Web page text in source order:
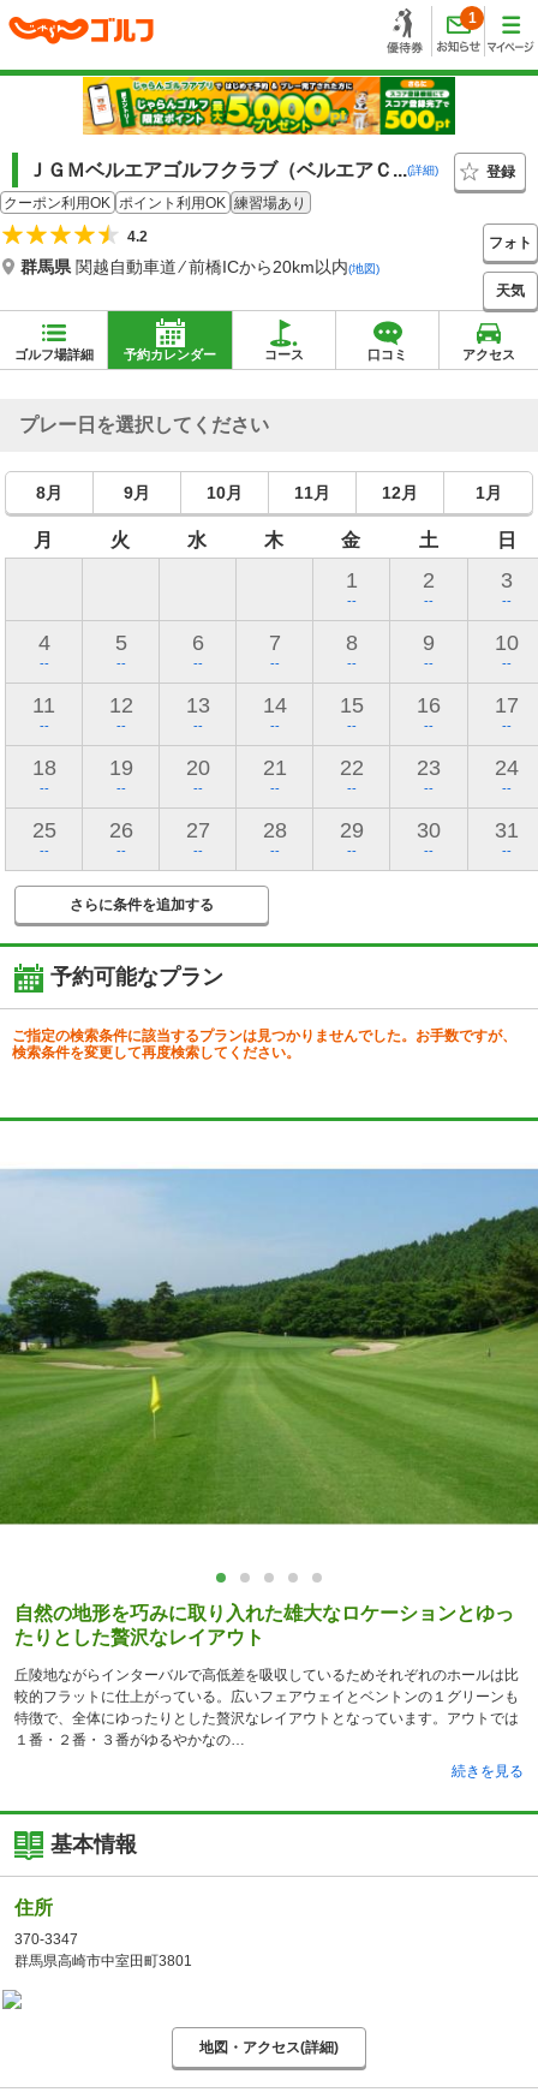
1
ＪＧＭベルエアゴルフクラブ（ベルエアＣ...(詳細)
登録
クーポン利用OK ポイント利用OK 練習場あり
4.2
群馬県 関越自動車道 ⁄ 前橋ICから20km以内(地図)
フォト
天気
ゴルフ場詳細 予約カレンダー コース 口コミ アクセス
プレー日を選択してください
8月 9月 10月 11月 12月 1月
月 火 水 木 金 土 日
1
--
2
--
3
--
4
--
5
--
6
--
7
--
8
--
9
--
10
--
11
--
12
--
13
--
14
--
15
--
16
--
17
--
18
--
19
--
20
--
21
--
22
--
23
--
24
--
25
--
26
--
27
--
28
--
29
--
30
--
31
--
さらに条件を追加する
予約可能なプラン
ご指定の検索条件に該当するプランは見つかりませんでした。お手数ですが、
検索条件を変更して再度検索してください。
自然の地形を巧みに取り入れた雄大なロケーションとゆっ
たりとした贅沢なレイアウト
丘陵地ながらインターバルで高低差を吸収しているためそれぞれのホールは比
較的フラットに仕上がっている。広いフェアウェイとベントンの１グリーンも
特徴で、全体にゆったりとした贅沢なレイアウトとなっています。アウトでは
１番・２番・３番がゆるやかなの
続きを見る
基本情報
住所
370-3347
群馬県高崎市中室田町3801
地図・アクセス(詳細)